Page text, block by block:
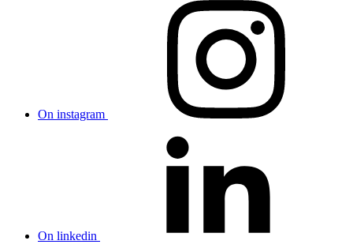
On instagram
On linkedin